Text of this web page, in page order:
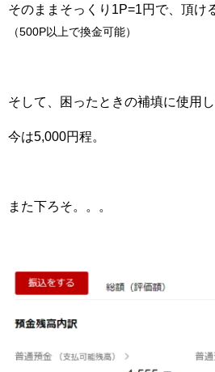
そのままそっくり1P=1円で、頂け
（500P以上で換金可能）
そして、困ったときの補填に使用
今は5,000円程。
また下ろそ。。。